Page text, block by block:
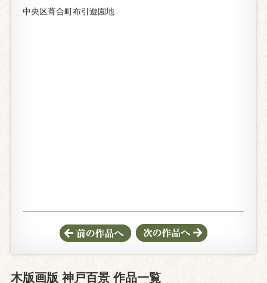
中央区葺合町布引遊園地
木版画版 神戸百景 作品一覧